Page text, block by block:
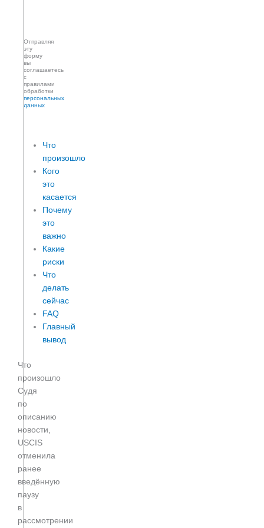
Отправляя
эту
форму
вы
соглашаетесь
с
правилами
обработки
персональных
данных
Что
произошло
Кого
это
касается
Почему
это
важно
Какие
риски
Что
делать
сейчас
FAQ
Главный
вывод
Что
произошло
Судя
по
описанию
новости,
USCIS
отменила
ранее
введённую
паузу
в
рассмотрении